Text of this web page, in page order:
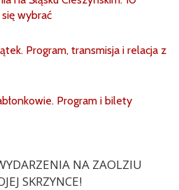
wybrać
Program, transmisja i relacja z
Program i bilety
NA ZAOLZIU
SKRZYNCE!